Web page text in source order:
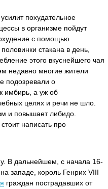
усилит похудательное
в организме пойдут
с помощью
стакана в день,
этого вкуснейшего чая
недавно многие жители
подозревали о
имбирь, а уж об
целях и речи не шло.
и повышает либидо.
написать про
В дальнейшем, с начала 16-
западе, король Генрих VIII
граждан пострадавших от